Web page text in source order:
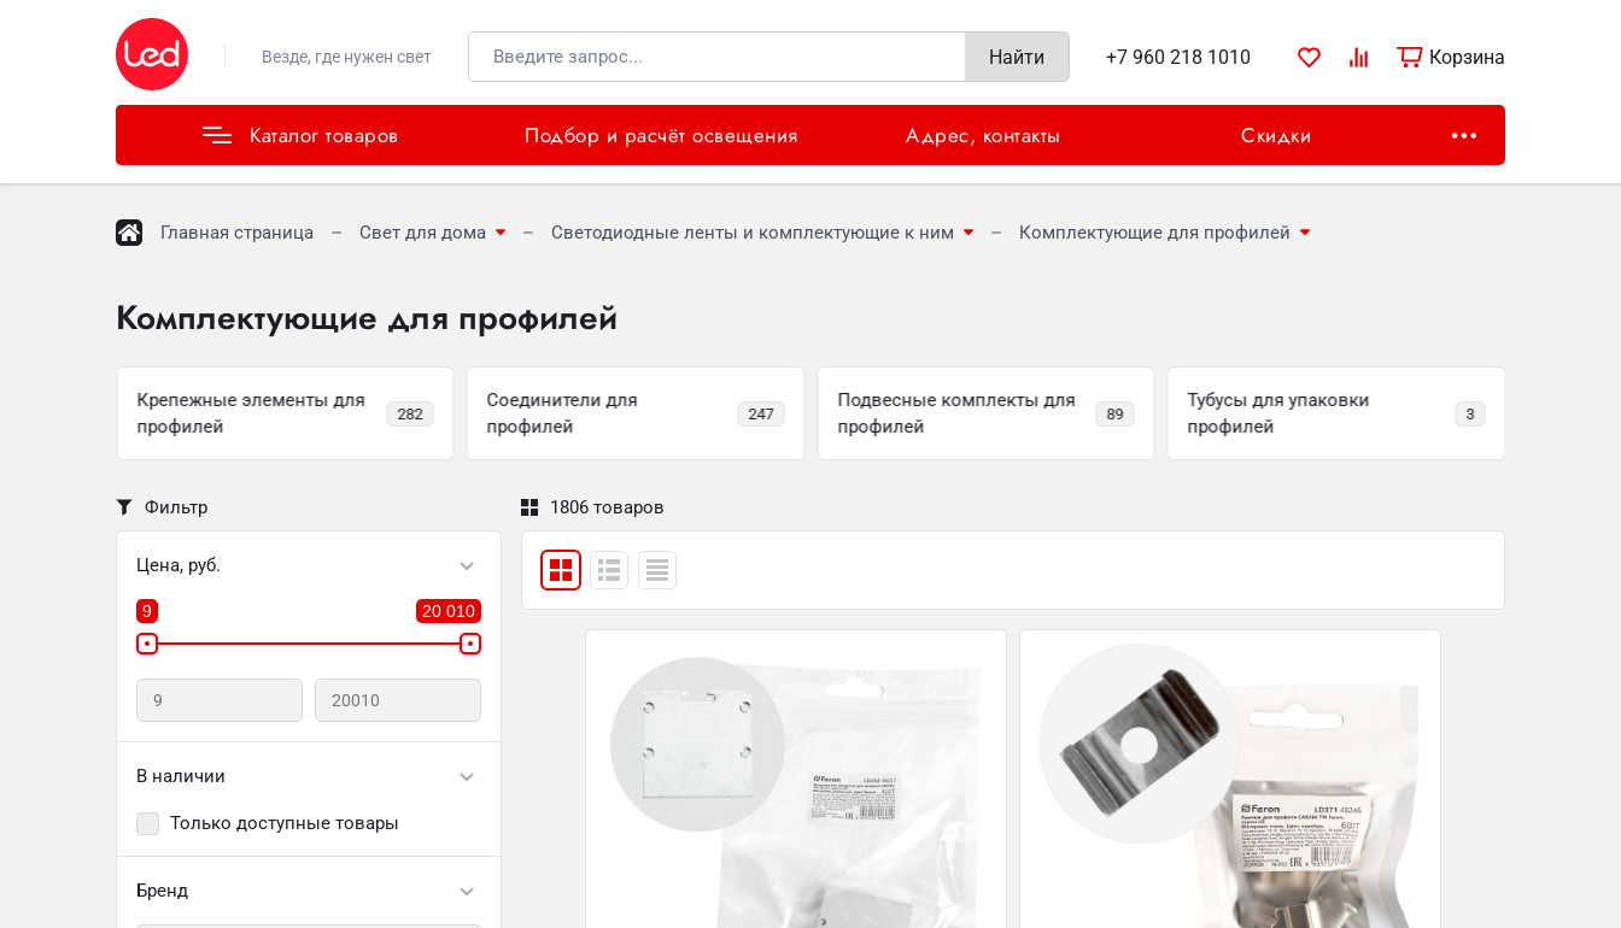
Везде, где нужен свет Найти +7 960 218 1010 Корзина
Каталог товаров Подбор и расчёт освещения Адрес, контакты Скидки
Каталог товаров Найти Корзина
Главная страница Свет для дома Светодиодные ленты и комплектующие к ним Комплектующие для профилей
Комплектующие для профилей
Крепежные элементы для
профилей
282
Соединители для
профилей
247
Подвесные комплекты для
профилей
89
Тубусы для упаковки
профилей
3
Фильтр
Цена, руб.
9 20 010
В наличии
Только доступные товары
Бренд
1806 товаров